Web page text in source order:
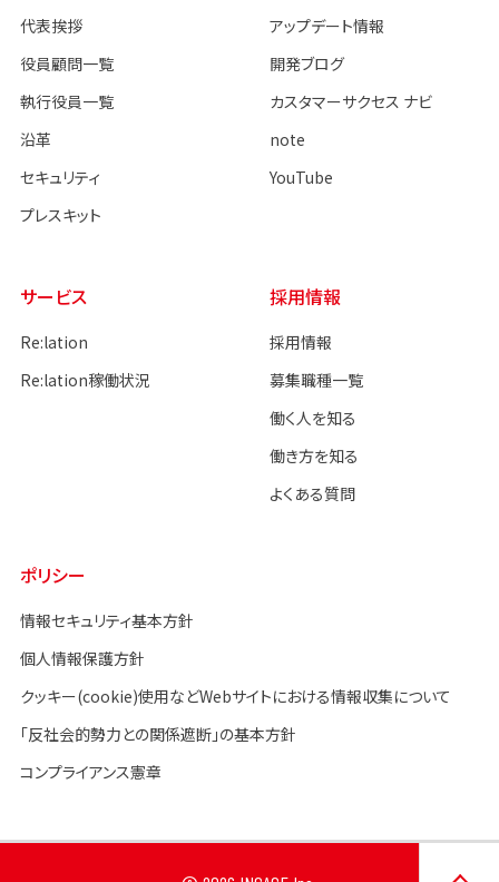
代表挨拶
役員顧問一覧
執行役員一覧
沿革
セキュリティ
プレスキット
アップデート情報
開発ブログ
カスタマーサクセス ナビ
note
YouTube
サービス
Re:lation
Re:lation稼働状況
採用情報
採用情報
募集職種一覧
働く人を知る
働き方を知る
よくある質問
ポリシー
情報セキュリティ基本方針
個人情報保護方針
クッキー(cookie)使用などWebサイトにおける情報収集について
「反社会的勢力との関係遮断」の基本方針
コンプライアンス憲章